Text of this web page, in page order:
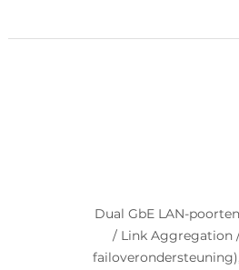
Dual GbE LAN-
/ Link Aggregation